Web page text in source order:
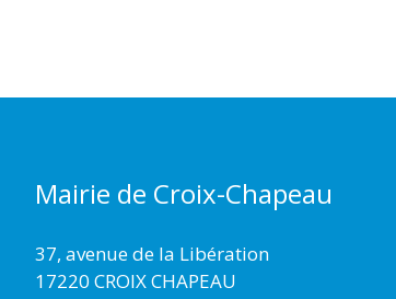
Mairie de Croix-Chapeau
37, avenue de la Libération
17220 CROIX CHAPEAU